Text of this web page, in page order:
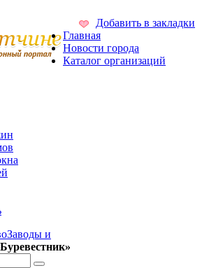
Добавить в закладки
Главная
Новости города
Каталог организаций
Заводы и